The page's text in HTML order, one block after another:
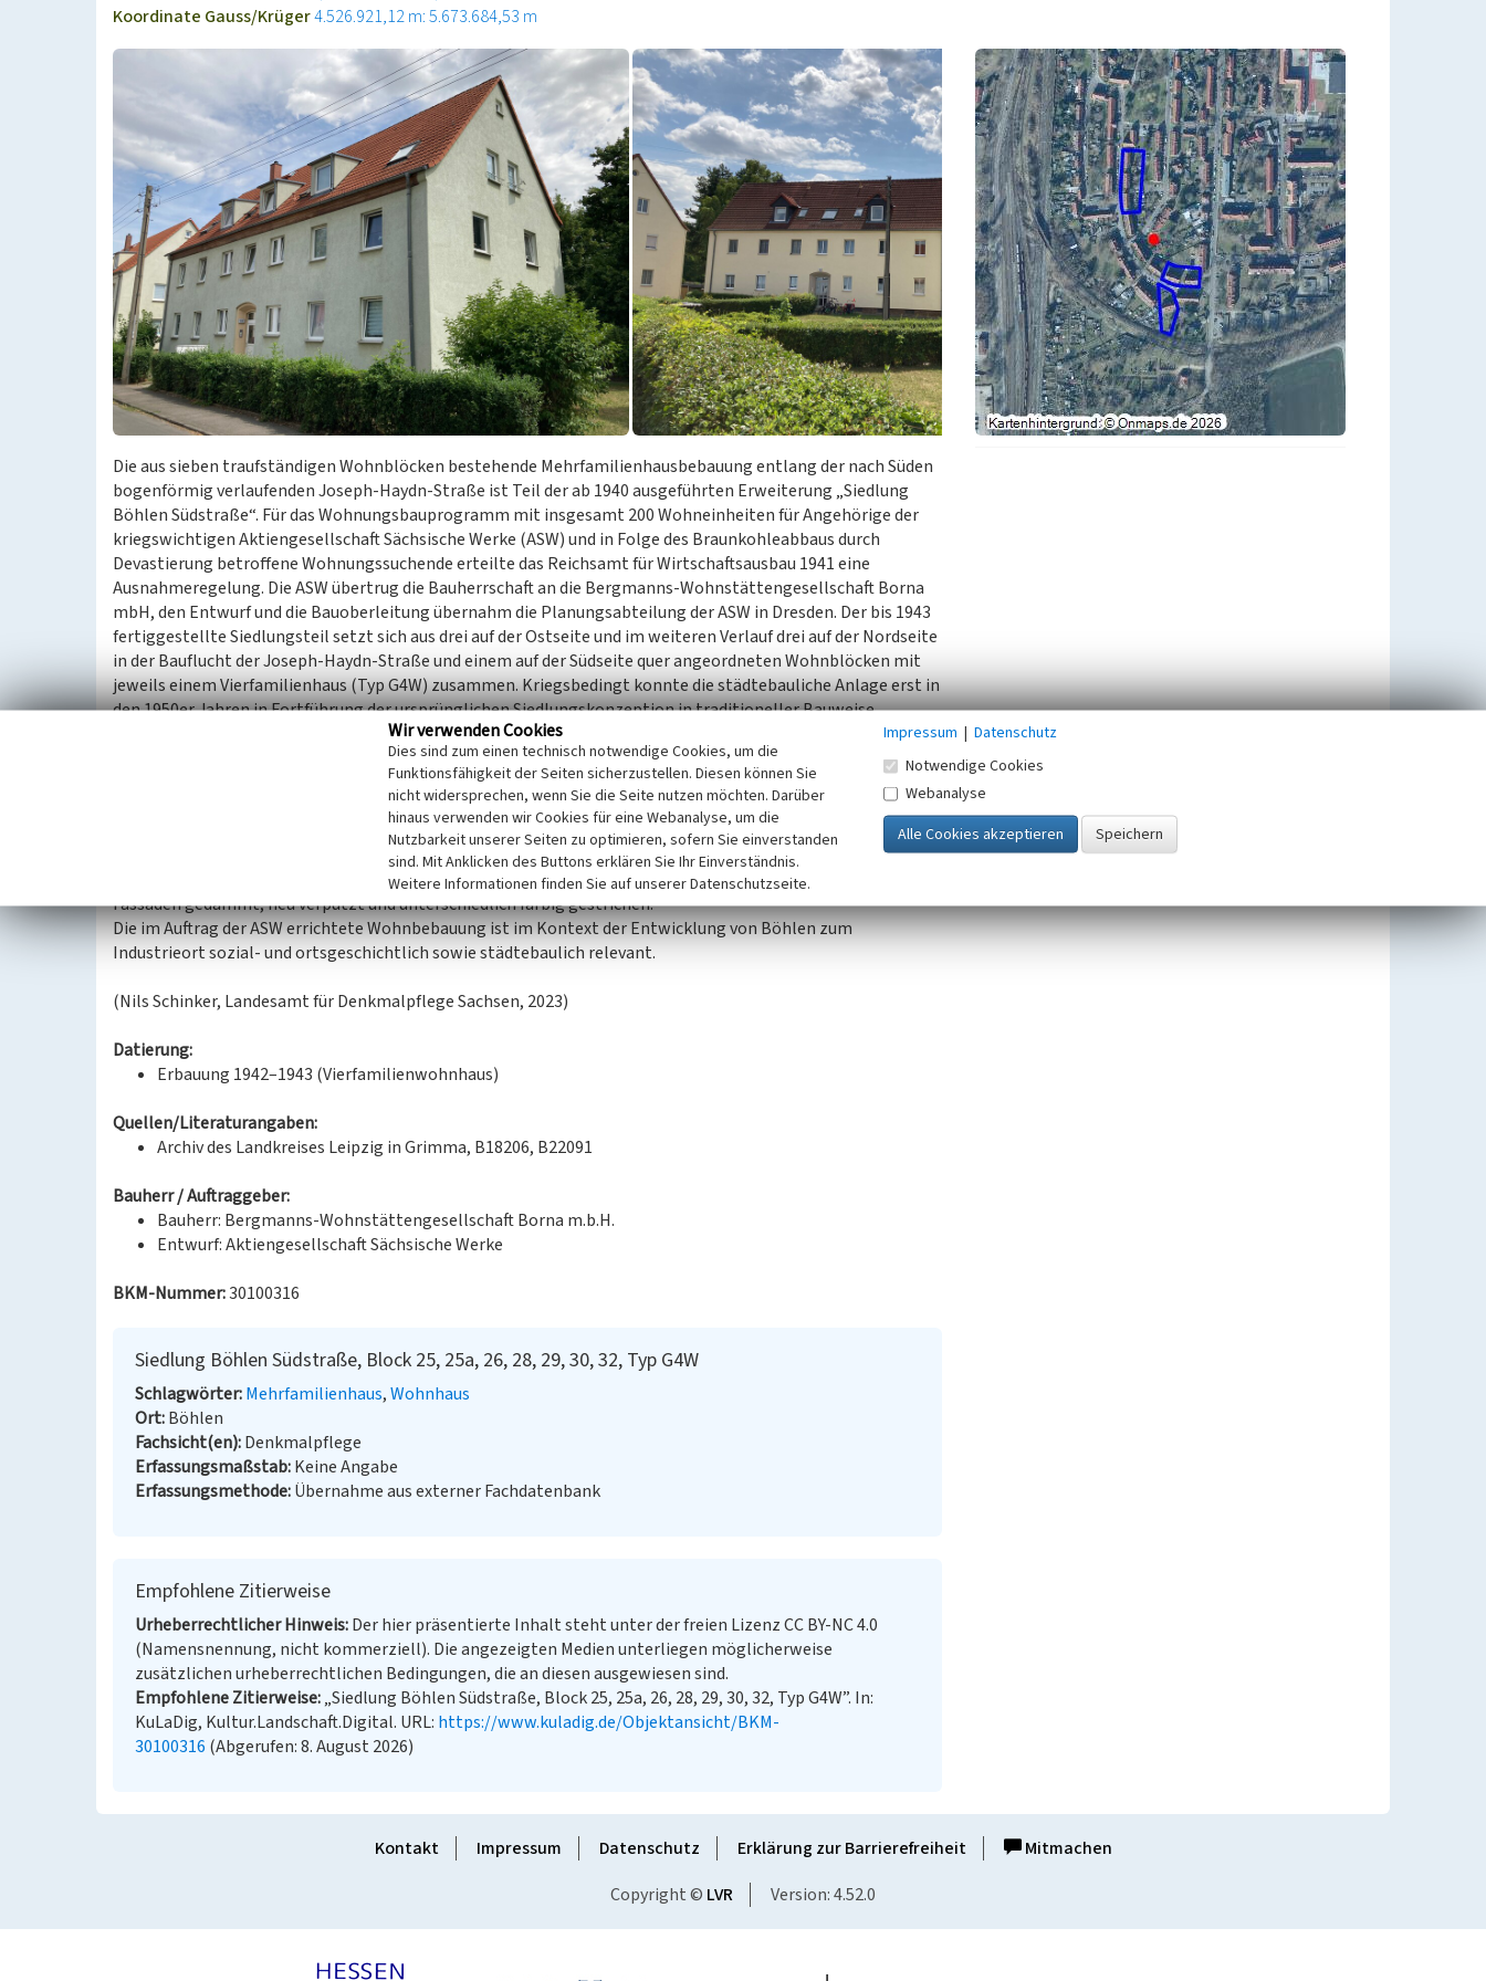
Koordinate Gauss/Krüger4.526.921,12 m: 5.673.684,53 m
Die aus sieben traufständigen Wohnblöcken bestehende Mehrfamilienhausbebauung entlang der nach Süden
bogenförmig verlaufenden Joseph-Haydn-Straße ist Teil der ab 1940 ausgeführten Erweiterung „Siedlung
Böhlen Südstraße“. Für das Wohnungsbauprogramm mit insgesamt 200 Wohneinheiten für Angehörige der
kriegswichtigen Aktiengesellschaft Sächsische Werke (ASW) und in Folge des Braunkohleabbaus durch
Devastierung betroffene Wohnungssuchende erteilte das Reichsamt für Wirtschaftsausbau 1941 eine
Ausnahmeregelung. Die ASW übertrug die Bauherrschaft an die Bergmanns-Wohnstättengesellschaft Borna
mbH, den Entwurf und die Bauoberleitung übernahm die Planungsabteilung der ASW in Dresden. Der bis 1943
fertiggestellte Siedlungsteil setzt sich aus drei auf der Ostseite und im weiteren Verlauf drei auf der Nordseite
in der Bauflucht der Joseph-Haydn-Straße und einem auf der Südseite quer angeordneten Wohnblöcken mit
jeweils einem Vierfamilienhaus (Typ G4W) zusammen. Kriegsbedingt konnte die städtebauliche Anlage erst in
den 1950er Jahren in Fortführung der ursprünglichen Siedlungskonzeption in traditioneller Bauweise
Die zweigeschossigen Mehrfamilienhäuser bestehen aus dem Haustyp G4W als Zweispänner mit vier Vier-
Raum-Wohnungen mit Küche und Bad bei 73 qm. Die massiv gemauerten Gebäude mit Satteldach sind
verputzt und traditionell gestaltet mit Bruchsteinsockel, schlicht profiliertem Traufgesims und regelmäßig
gegliederten Fassaden. Die straßenseitigen Eingänge sind durch ursprünglich hervortretende Türleibungen
mit Segmentbogenabschluss und einer diagonal gegliederten Brettertür mit gesprossten Oberlicht betont.
Die Dachgeschossebene wurde nachträglich zu Wohnzwecken ausgebaut und mit Gauben versehen sowie die
Fassaden gedämmt, neu verputzt und unterschiedlich farbig gestrichen.
Die im Auftrag der ASW errichtete Wohnbebauung ist im Kontext der Entwicklung von Böhlen zum
Industrieort sozial- und ortsgeschichtlich sowie städtebaulich relevant.
(Nils Schinker, Landesamt für Denkmalpflege Sachsen, 2023)
Datierung:
Erbauung 1942–1943 (Vierfamilienwohnhaus)
Quellen/Literaturangaben:
Archiv des Landkreises Leipzig in Grimma, B18206, B22091
Bauherr / Auftraggeber:
Bauherr: Bergmanns-Wohnstättengesellschaft Borna m.b.H.
Entwurf: Aktiengesellschaft Sächsische Werke
BKM-Nummer:30100316
Siedlung Böhlen Südstraße, Block 25, 25a, 26, 28, 29, 30, 32, Typ G4W
Schlagwörter Mehrfamilienhaus Wohnhaus
Ort Böhlen
Fachsicht(en) Denkmalpflege
Erfassungsmaßstab Keine Angabe
Erfassungsmethode Übernahme aus externer Fachdatenbank
Empfohlene Zitierweise
Urheberrechtlicher Hinweis Der hier präsentierte Inhalt steht unter der freien Lizenz CC BY-NC 4.0
(Namensnennung, nicht kommerziell). Die angezeigten Medien unterliegen möglicherweise
zusätzlichen urheberrechtlichen Bedingungen, die an diesen ausgewiesen sind.
Empfohlene Zitierweise „Siedlung Böhlen Südstraße, Block 25, 25a, 26, 28, 29, 30, 32, Typ G4W”. In:
KuLaDig, Kultur.Landschaft.Digital. URL: https://www.kuladig.de/Objektansicht/BKM-
30100316 (Abgerufen: 8. August 2026)
Kontakt Impressum Datenschutz Erklärung zur Barrierefreiheit
Mitmachen
Copyright © LVR Version: 4.52.0
Wir verwenden Cookies
Dies sind zum einen technisch notwendige Cookies, um die
Funktionsfähigkeit der Seiten sicherzustellen. Diesen können Sie
nicht widersprechen, wenn Sie die Seite nutzen möchten. Darüber
hinaus verwenden wir Cookies für eine Webanalyse, um die
Nutzbarkeit unserer Seiten zu optimieren, sofern Sie einverstanden
sind. Mit Anklicken des Buttons erklären Sie Ihr Einverständnis.
Weitere Informationen finden Sie auf unserer Datenschutzseite.
Impressum | Datenschutz
Notwendige Cookies
Webanalyse